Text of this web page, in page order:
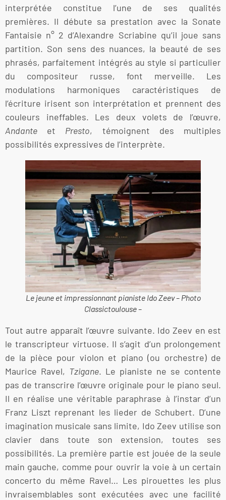
interprétée constitue l’une de ses qualités
premières. Il débute sa prestation avec la Sonate
Fantaisie n° 2 d’Alexandre Scriabine qu’il joue sans
partition. Son sens des nuances, la beauté de ses
phrasés, parfaitement intégrés au style si particulier
du compositeur russe, font merveille. Les
modulations harmoniques caractéristiques de
l’écriture irisent son interprétation et prennent des
couleurs ineffables. Les deux volets de l’œuvre,
Andante et Presto, témoignent des multiples
possibilités expressives de l’interprète.
Le jeune et impressionnant pianiste Ido Zeev – Photo
Classictoulouse –
Tout autre apparaît l’œuvre suivante. Ido Zeev en est
le transcripteur virtuose. Il s’agit d’un prolongement
de la pièce pour violon et piano (ou orchestre) de
Maurice Ravel, Tzigane. Le pianiste ne se contente
pas de transcrire l’œuvre originale pour le piano seul.
Il en réalise une véritable paraphrase à l’instar d’un
Franz Liszt reprenant les lieder de Schubert. D’une
imagination musicale sans limite, Ido Zeev utilise son
clavier dans toute son extension, toutes ses
possibilités. La première partie est jouée de la seule
main gauche, comme pour ouvrir la voie à un certain
concerto du même Ravel… Les pirouettes les plus
invraisemblables sont exécutées avec une facilité